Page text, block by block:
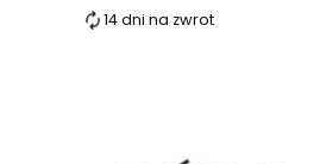
14 dni na zwrot